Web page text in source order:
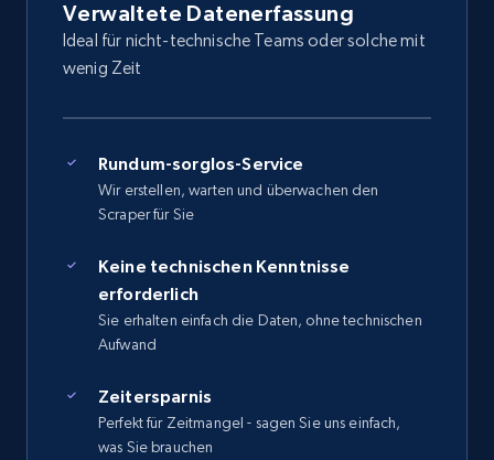
Verwaltete Datenerfassung
Ideal für nicht-technische Teams oder solche mit
wenig Zeit
Rundum-sorglos-Service
Wir erstellen, warten und überwachen den
Scraper für Sie
Keine technischen Kenntnisse
erforderlich
Sie erhalten einfach die Daten, ohne technischen
Aufwand
Zeitersparnis
Perfekt für Zeitmangel - sagen Sie uns einfach,
was Sie brauchen